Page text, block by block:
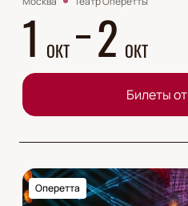
1 ОКТ 2 ОКТ
Билеты от
Оперетта